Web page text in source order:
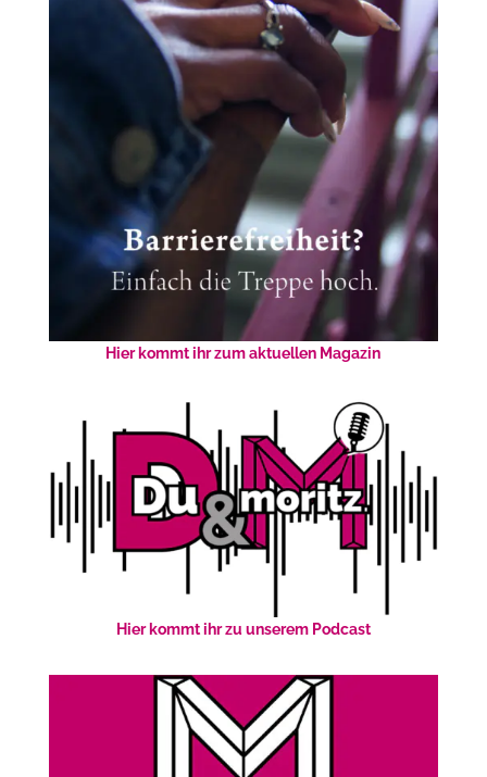
Hier kommt ihr zum aktuellen Magazin
Hier kommt ihr zu unserem Podcast